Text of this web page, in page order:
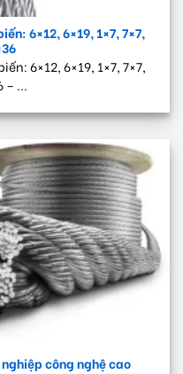
6×12, 6×19, 1×7, 7×7,
6×12, 6×19, 1×7, 7×7,
– ...
công nghệ cao